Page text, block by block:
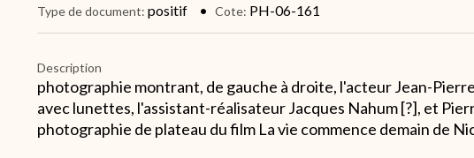
Type de document positif Cote PH-06-161
Description
photographie montrant, de gauche à droite, l'acteur Jean-
avec lunettes, l'assistant-réalisateur Jacques Nahum [?], et
photographie de plateau du film La vie commence demain de